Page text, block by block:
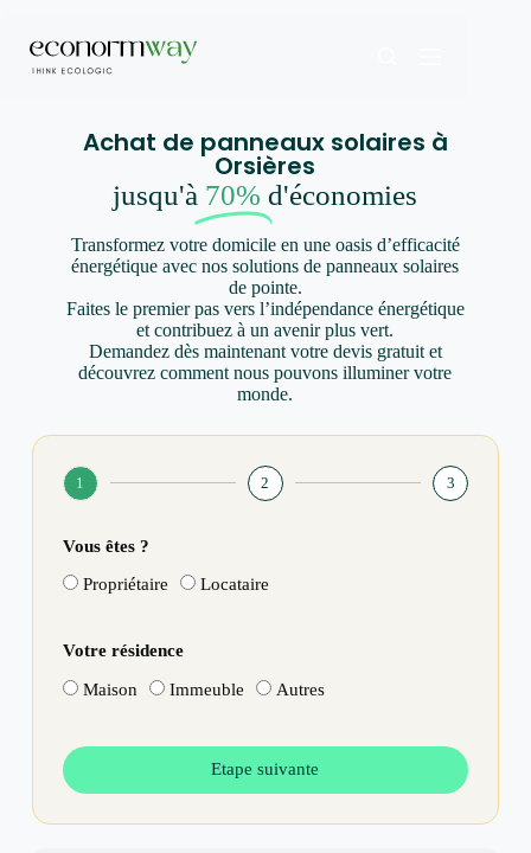
Achat de panneaux solaires à
Orsières
jusqu'à 70% d'économies
Transformez votre domicile en une oasis d’efficacité
énergétique avec nos solutions de panneaux solaires
de pointe.
Faites le premier pas vers l’indépendance énergétique
et contribuez à un avenir plus vert.
Demandez dès maintenant votre devis gratuit et
découvrez comment nous pouvons illuminer votre
monde.
1 2 3
Vous êtes ?
Propriétaire Locataire
Votre résidence
Maison Immeuble Autres
Etape suivante